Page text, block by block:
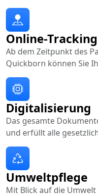
Online-Tracking
Ab dem Zeitpunkt des
Quickborn können Sie
Digitalisierung
Das gesamte
und erfüllt alle
Umweltpflege
Mit Blick auf die